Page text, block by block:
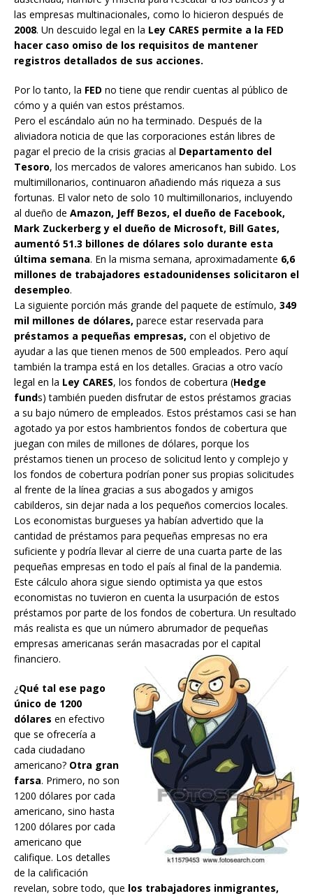
las empresas multinacionales, como lo hicieron después de
2008. Un descuido legal en la Ley CARES permite a la FED
hacer caso omiso de los requisitos de mantener
registros detallados de sus acciones.
Por lo tanto, la FED no tiene que rendir cuentas al público de
cómo y a quién van estos préstamos.
Pero el escándalo aún no ha terminado. Después de la
aliviadora noticia de que las corporaciones están libres de
pagar el precio de la crisis gracias al Departamento del
Tesoro, los mercados de valores americanos han subido. Los
multimillonarios, continuaron añadiendo más riqueza a sus
fortunas. El valor neto de solo 10 multimillonarios, incluyendo
al dueño de Amazon, Jeff Bezos, el dueño de Facebook,
Mark Zuckerberg y el dueño de Microsoft, Bill Gates,
aumentó 51.3 billones de dólares solo durante esta
última semana. En la misma semana, aproximadamente 6,6
millones de trabajadores estadounidenses solicitaron el
desempleo.
La siguiente porción más grande del paquete de estímulo, 349
mil millones de dólares, parece estar reservada para
préstamos a pequeñas empresas, con el objetivo de
ayudar a las que tienen menos de 500 empleados. Pero aquí
también la trampa está en los detalles. Gracias a otro vacío
legal en la Ley CARES, los fondos de cobertura (Hedge
funds) también pueden disfrutar de estos préstamos gracias
a su bajo número de empleados. Estos préstamos casi se han
agotado ya por estos hambrientos fondos de cobertura que
juegan con miles de millones de dólares, porque los
préstamos tienen un proceso de solicitud lento y complejo y
los fondos de cobertura podrían poner sus propias solicitudes
al frente de la línea gracias a sus abogados y amigos
cabilderos, sin dejar nada a los pequeños comercios locales.
Los economistas burgueses ya habían advertido que la
cantidad de préstamos para pequeñas empresas no era
suficiente y podría llevar al cierre de una cuarta parte de las
pequeñas empresas en todo el país al final de la pandemia.
Este cálculo ahora sigue siendo optimista ya que estos
economistas no tuvieron en cuenta la usurpación de estos
préstamos por parte de los fondos de cobertura. Un resultado
más realista es que un número abrumador de pequeñas
empresas americanas serán masacradas por el capital
financiero.
¿Qué tal ese pago
único de 1200
dólares en efectivo
que se ofrecería a
cada ciudadano
americano? Otra gran
farsa. Primero, no son
1200 dólares por cada
americano, sino hasta
1200 dólares por cada
americano que
califique. Los detalles
de la calificación
revelan, sobre todo, que los trabajadores inmigrantes,